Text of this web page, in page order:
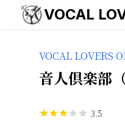
VOCAL
VOCAL LOVERS
音人倶楽部
3.5